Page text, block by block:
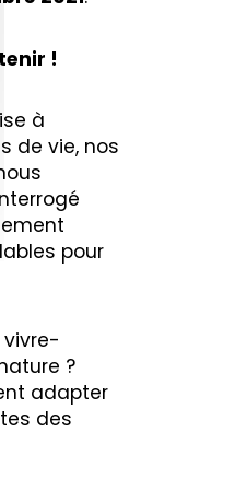
!
à
de vie, nos
pour
?
adapter
des